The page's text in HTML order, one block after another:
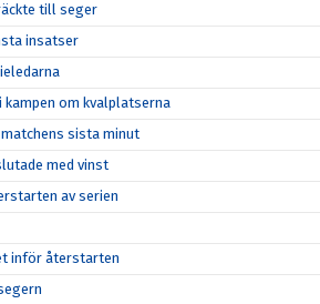
till seger
insatser
kampen om kvalplatserna
sista minut
med vinst
av serien
inför återstarten